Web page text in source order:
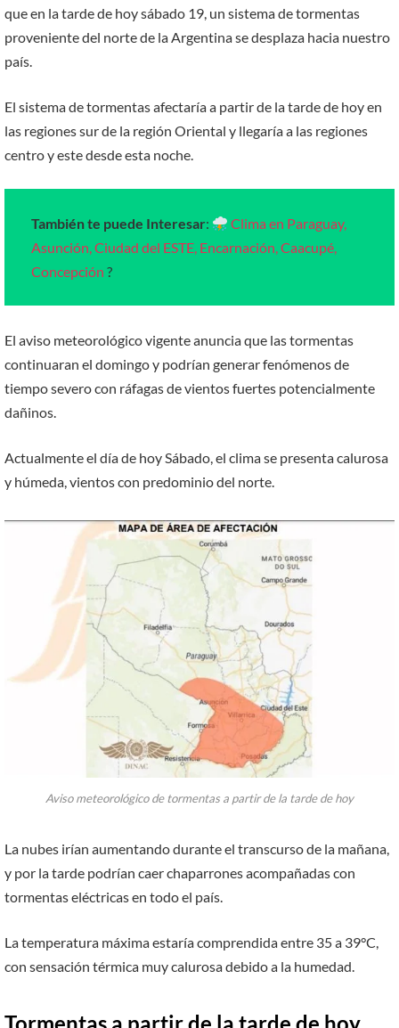
que en la tarde de hoy sábado 19, un sistema de tormentas
proveniente del norte de la Argentina se desplaza hacia nuestro
país.
El sistema de tormentas afectaría a partir de la tarde de hoy en
las regiones sur de la región Oriental y llegaría a las regiones
centro y este desde esta noche.
También te puede Interesar:
Clima en Paraguay,
Asunción, Ciudad del ESTE, Encarnación, Caacupé,
Concepción ?️
El aviso meteorológico vigente anuncia que las tormentas
continuaran el domingo y podrían generar fenómenos de
tiempo severo con ráfagas de vientos fuertes potencialmente
dañinos.
Actualmente el día de hoy Sábado, el clima se presenta calurosa
y húmeda, vientos con predominio del norte.
Aviso meteorológico de tormentas a partir de la tarde de hoy
La nubes irían aumentando durante el transcurso de la mañana,
y por la tarde podrían caer chaparrones acompañadas con
tormentas eléctricas en todo el país.
La temperatura máxima estaría comprendida entre 35 a 39°C,
con sensación térmica muy calurosa debido a la humedad.
Tormentas a partir de la tarde de hoy